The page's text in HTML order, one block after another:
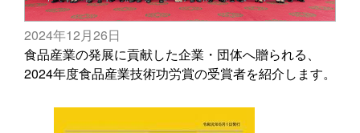
2024年12月26日
食品産業の発展に貢献した企業・団体へ贈られる、
2024年度食品産業技術功労賞の受賞者を紹介します。